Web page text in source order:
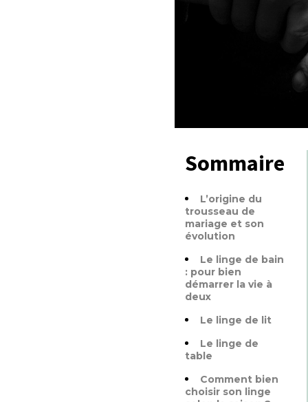
Sommaire
L’origine du
trousseau de
mariage et son
évolution
Le linge de bain
: pour bien
démarrer la vie à
deux
Le linge de lit
Le linge de
table
Comment bien
choisir son linge